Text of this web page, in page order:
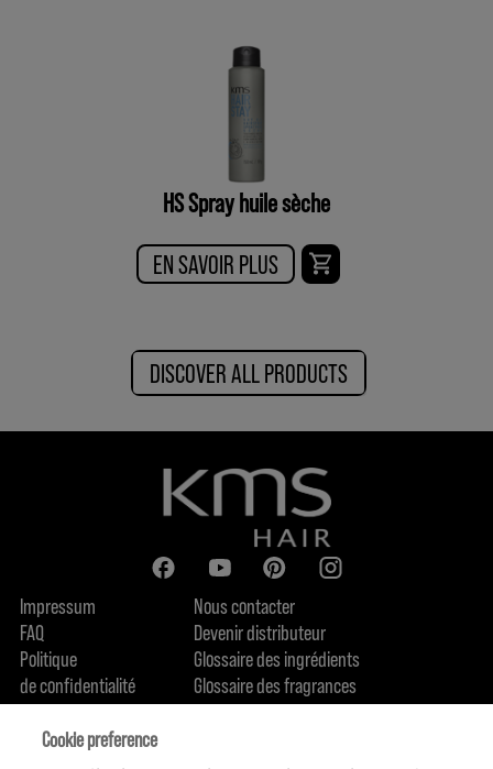
HS Spray huile sèche
EN SAVOIR PLUS
DISCOVER ALL PRODUCTS
Impressum
FAQ
Politique
de confidentialité
Politique de cookie
Qui sommes-nous
Nous contacter
Devenir distributeur
Glossaire des ingrédients
Glossaire des fragrances
Engagement en terme de durabilité
Cookie preference